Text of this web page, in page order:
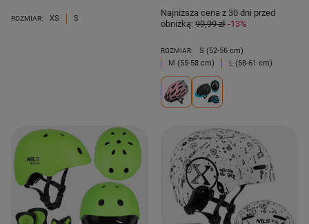
ROZMIAR: XS S
Najniższa cena z 30 dni przed
obniżką: 99,99 zł -13%
ROZMIAR:
S (52-56 cm)
M (55-58 cm)
L (58-61 cm)